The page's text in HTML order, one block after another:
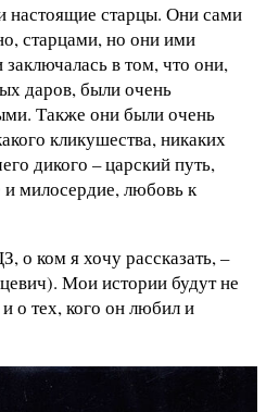
настоящие старцы. Они сами
старцами, но они ими
заключалась в том, что они,
даров, были очень
Также они были очень
кликушества, никаких
дикого – царский путь,
и милосердие, любовь к
о ком я хочу рассказать, –
Мои истории будут не
о тех, кого он любил и